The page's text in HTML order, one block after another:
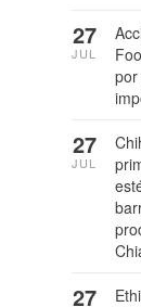
27
JUL
27
JUL
27